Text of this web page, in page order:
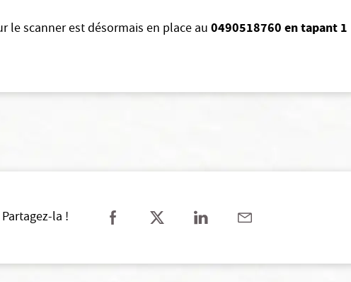
le scanner est désormais en place au 0490518760 en tapant 1
la !